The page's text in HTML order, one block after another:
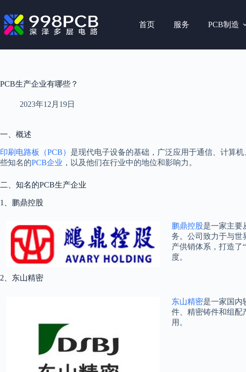
至
内
容
首页 服务 PCB制造
PCB生产企业有哪些？
2023年12月19日
一、概述
印刷电路板（PCB） 是现代电子设备的基础，广泛应用于通信、计算
些知名的PCB企业 ，以及他们在行业中的地位和影响力。
二、知名的PCB生产企业
1、鹏鼎控股
鹏鼎控股是一家主要
务。公司致力于与世
产供销体系，打造了
度。
2、东山精密
东山精密是一家国内
件、精密铸件和组配
用。